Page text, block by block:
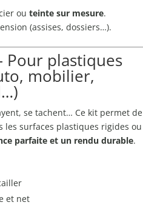
outeinte sur mesure.
(assises, dossiers…).
Pour plastiques
mobilier,
se tachent… Ce kit permet de
les surfaces plastiques rigides ou
parfaite et un rendu durable.
et net